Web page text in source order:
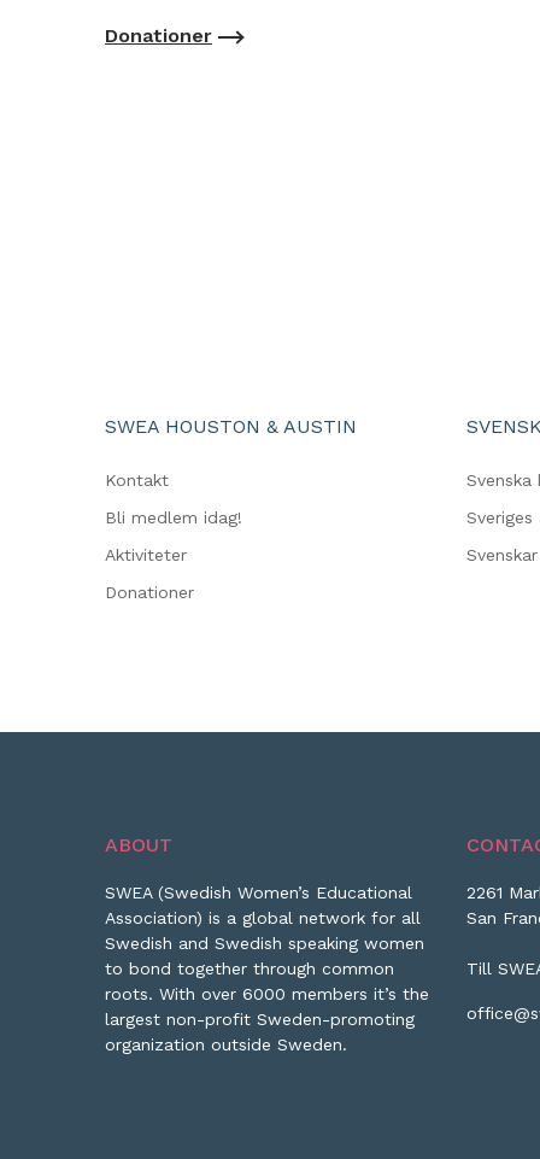
Donationer
SWEA HOUSTON & AUSTIN
Kontakt
Bli medlem idag!
Aktiviteter
Donationer
Sveriges
ABOUT
SWEA (Swedish Women’s Educational
Association) is a global network for all
Swedish and Swedish speaking women
to bond together through common
roots. With over 6000 members it’s the
largest non-profit Sweden-promoting
organization outside Sweden.
2261
San
Till